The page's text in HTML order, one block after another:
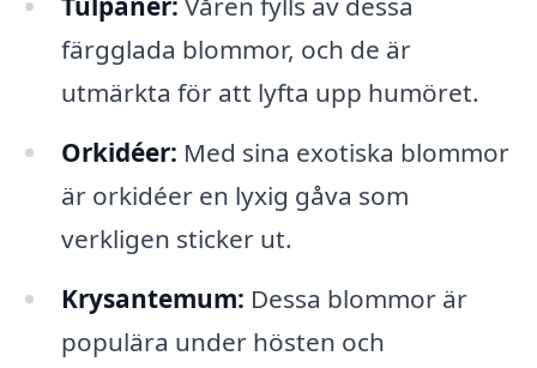
färgglada blommor, och de är
utmärkta för att lyfta upp humöret.
Orkidéer: Med sina exotiska blommor
är orkidéer en lyxig gåva som
verkligen sticker ut.
Krysantemum: Dessa blommor är
populära under hösten och